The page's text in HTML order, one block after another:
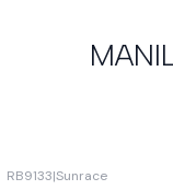
RB9133|Sunrace